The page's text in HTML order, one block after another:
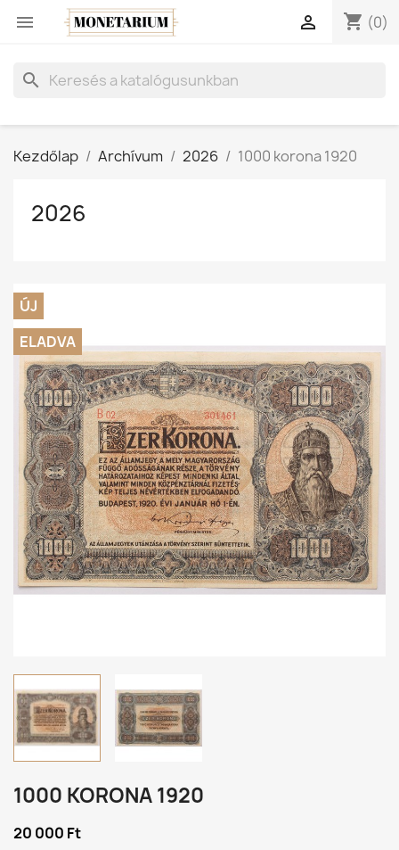
 shopping_cart (0)

search
Kezdőlap Archívum 2026 1000 korona 1920
2026
ÚJ
ELADVA
1000 KORONA 1920
20 000 Ft